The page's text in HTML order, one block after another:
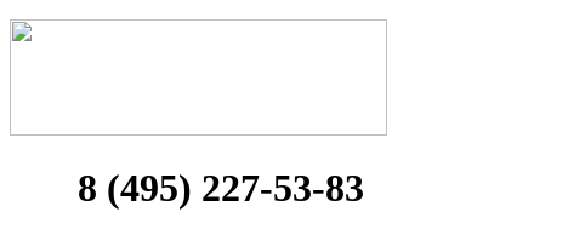
8 (495) 227-53-83